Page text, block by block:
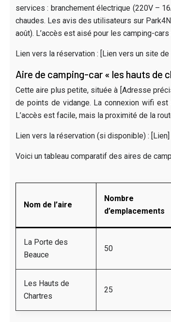
services : branchement électrique (220V –
chaudes. Les avis des utilisateurs sur
août). L’accès est aisé pour les camping-
Lien vers la réservation : [Lien vers un site
Aire de camping-car « les hauts de
Cette aire plus petite, située à [Adresse
de points de vidange. La connexion wifi
L’accès est facile, mais la proximité de la
Lien vers la réservation (si disponible) : [Lien]
Voici un tableau comparatif des aires de
Nom de l’aire
Nombre
d’emplacements
La Porte des
Beauce
50
Les Hauts de
Chartres
25